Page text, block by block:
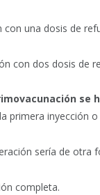
una dosis de
con dos dosis de
se
primera inyección o
sería de otra
completa.